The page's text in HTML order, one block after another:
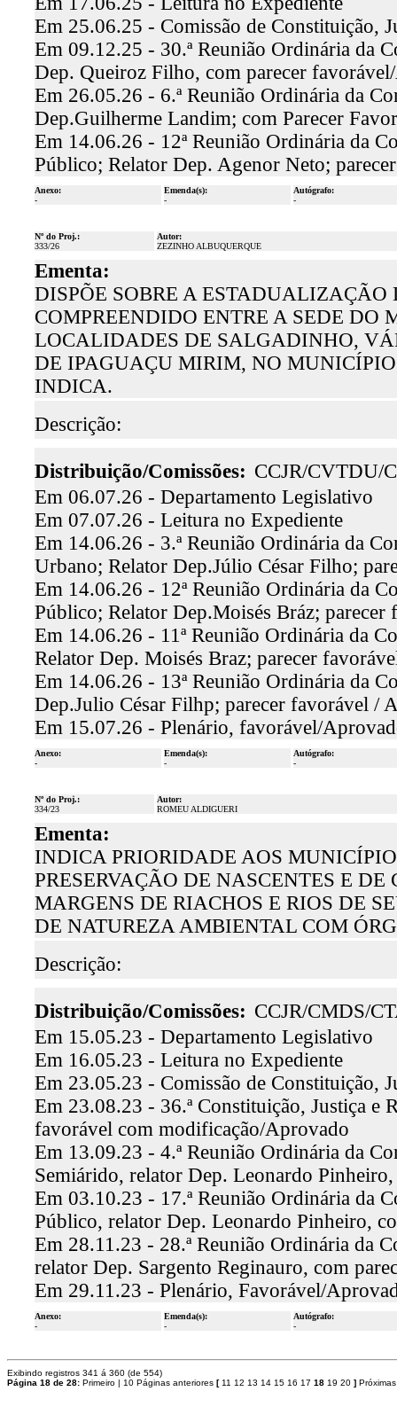
Em 25.06.25 - Comissão de Constituição,
Em 09.12.25 - 30.ª Reunião Ordinária da
Dep. Queiroz Filho, com parecer
Em 26.05.26 - 6.ª Reunião Ordinária da
Dep.Guilherme Landim; com Parecer
Em 14.06.26 - 12ª Reunião Ordinária da
Público; Relator Dep. Agenor Neto;
Anexo:
-
Emenda(s):
-
Autógrafo:
-
Nº do Proj.:
333/26
Autor:
ZEZINHO ALBUQUERQUE
Ementa:
DISPÕE SOBRE A
COMPREENDIDO ENTRE A SEDE DO
LOCALIDADES DE SALGADINHO,
DE IPAGUAÇU MIRIM, NO
INDICA.
Descrição:
Distribuição/Comissões: CCJR/CVTDU/
Em 06.07.26 - Departamento Legislativo
Em 07.07.26 - Leitura no Expediente
Em 14.06.26 - 3.ª Reunião Ordinária da
Urbano; Relator Dep.Júlio César Filho;
Em 14.06.26 - 12ª Reunião Ordinária da
Público; Relator Dep.Moisés Bráz;
Em 14.06.26 - 11ª Reunião Ordinária da
Relator Dep. Moisés Braz; parecer
Em 14.06.26 - 13ª Reunião Ordinária da
Dep.Julio César Filhp; parecer favorável /
Em 15.07.26 - Plenário, favorável/
Anexo:
-
Emenda(s):
-
Autógrafo:
-
Nº do Proj.:
334/23
Autor:
ROMEU ALDIGUERI
Ementa:
INDICA PRIORIDADE AOS
PRESERVAÇÃO DE NASCENTES E
MARGENS DE RIACHOS E RIOS DE
DE NATUREZA AMBIENTAL COM
Descrição:
Distribuição/Comissões: CCJR/CMDS/
Em 15.05.23 - Departamento Legislativo
Em 16.05.23 - Leitura no Expediente
Em 23.05.23 - Comissão de Constituição,
Em 23.08.23 - 36.ª Constituição, Justiça e
favorável com modificação/Aprovado
Em 13.09.23 - 4.ª Reunião Ordinária da
Semiárido, relator Dep. Leonardo
Em 03.10.23 - 17.ª Reunião Ordinária da
Público, relator Dep. Leonardo Pinheiro,
Em 28.11.23 - 28.ª Reunião Ordinária da
relator Dep. Sargento Reginauro, com
Em 29.11.23 - Plenário, Favorável/
Anexo:
-
Emenda(s):
-
Autógrafo:
-
Exibindo registros 341 á 360 (de 554)
Página 18 de 28: Primeiro | 10 Páginas anteriores [ 11 12 13 14 15 16 17 18 19 20 ]